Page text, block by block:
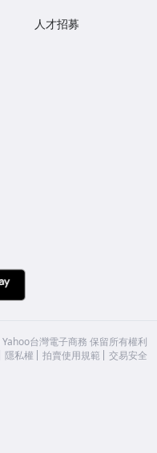
人才招募
Yahoo台灣電子商務 保留所有權利
隱私權 拍賣使用規範 交易安全